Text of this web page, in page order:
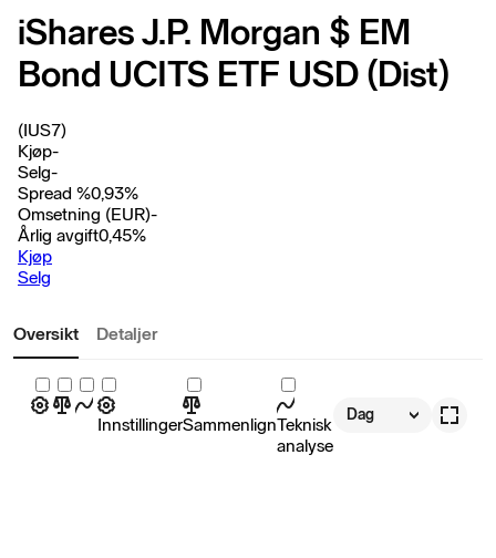
iShares J.P. Morgan $ EM
Bond UCITS ETF USD (Dist)
(IUS7)
Kjøp-
Selg-
Spread %0,93%
Omsetning (EUR)-
Årlig avgift0,45%
Kjøp
Selg
Oversikt Detaljer
InnstillingerSammenlignTeknisk
analyse
Dag